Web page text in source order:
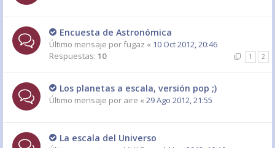
Encuesta de Astronómica
Último mensaje porfugaz « 10 Oct 2012, 20:46
Respuestas: 10 1 2
Los planetas a escala, versión pop ;)
Último mensaje por aire « 29 Ago 2012, 21:55
La escala del Universo